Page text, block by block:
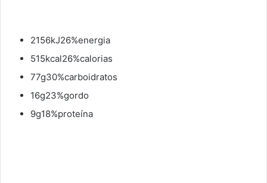
2156kJ26%energia
515kcal26%calorias
77g30%carboidratos
16g23%gordo
9g18%proteína